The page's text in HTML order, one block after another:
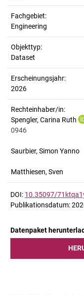
Fachgebiet:
Engineering
Objekttyp:
Dataset
Erscheinungsjahr:
2026
Rechteinhaber/in:
Spengler, Carina Ruth
0946
Saurbier, Simon Yanno
Matthiesen, Sven
DOI: 10.35097/
Publikationsdatum:
Datenpaket